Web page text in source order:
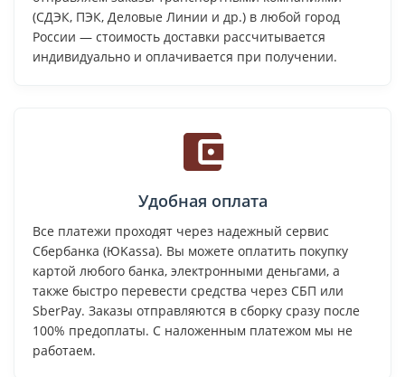
(СДЭК, ПЭК, Деловые Линии и др.) в любой город
России — стоимость доставки рассчитывается
индивидуально и оплачивается при получении.
Удобная оплата
Все платежи проходят через надежный сервис
Сбербанка (ЮKassa). Вы можете оплатить покупку
картой любого банка, электронными деньгами, а
также быстро перевести средства через СБП или
SberPay. Заказы отправляются в сборку сразу после
100% предоплаты. С наложенным платежом мы не
работаем.